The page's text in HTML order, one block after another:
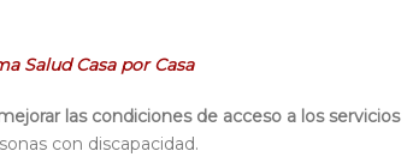
Salud Casa por Casa
las condiciones de acceso a los servicios
con discapacidad.